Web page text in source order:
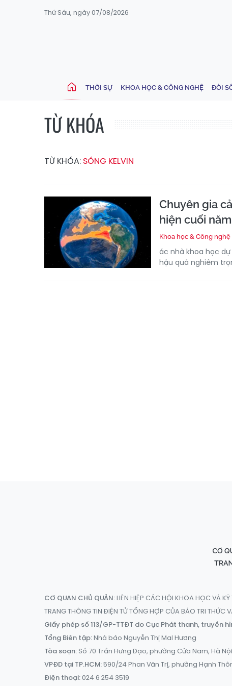
Thứ Sáu, ngày 07/08/2026
THỜI SỰ KHOA HỌC & CÔNG NGHỆ ĐỜI
TỪ KHÓA
TỪ KHÓA: SÓNG KELVIN
Chuyên gia
hiện cuối
Khoa học & Công nghệ
ác nhà khoa học
hậu quả nghiêm
CƠ QUAN CHỦ QUẢN:LIÊN HIỆP CÁC HỘI KHOA HỌC VÀ KỸ
TRANG THÔNG TIN ĐIỆN TỬ TỔNG HỢP CỦA BÁO TRI THỨC
Giấy phép số 113/GP-TTĐT do Cục Phát thanh, truyền
Tổng Biên tập:Nhà báo Nguyễn Thị Mai Hương
Tòa soạn:Số 70 Trần Hưng Đạo, phường Cửa Nam, Hà Nội
VPĐD tại TP.HCM:590/24 Phan Văn Trị, phường Hạnh
Điện thoại:024 6 254 3519